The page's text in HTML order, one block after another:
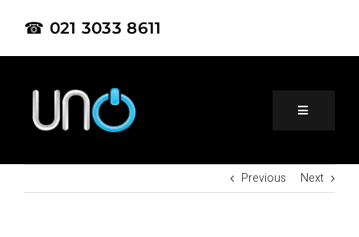
☎ 021 3033 8611
HomePrevious Next